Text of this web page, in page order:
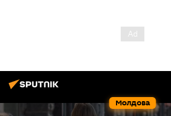
Молдова